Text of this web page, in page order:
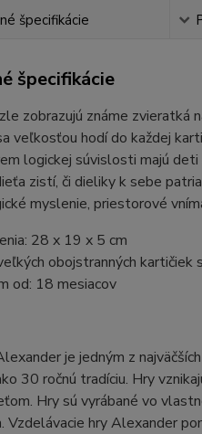
špecifikácie
špecifikácie
zobrazujú známe zvieratká
veľkosťou hodí do každej
logickej súvislosti majú
zistí, či dieliky k sebe
myslenie, priestorové
28 x 19 x 5 cm
obojstranných kartičiek
od: 18 mesiacov
je jedným z
30 ročnú tradíciu. Hry
Hry sú vyrábané vo
Vzdelávacie hry Alexander